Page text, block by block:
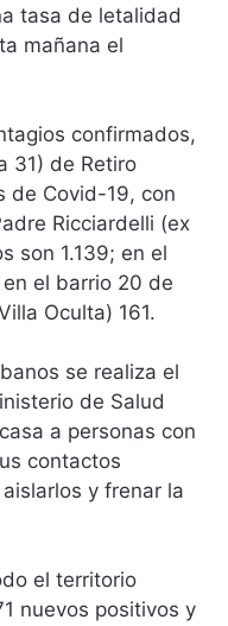
tasa de letalidad
mañana el
confirmados,
31) de Retiro
de Covid-19, con
Ricciardelli (ex
son 1.139; en el
el barrio 20 de
Oculta) 161.
se realiza el
de Salud
a personas con
contactos
y frenar la
el territorio
nuevos positivos y